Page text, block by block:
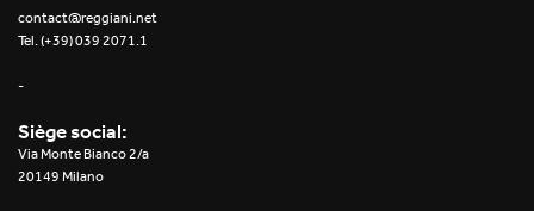
Incline Dark Performance
Mosaico Easy-IOS
Re Low LED
contact@reggiani.net
Tel. (+39) 039 2071.1
-
Siège social:
Via Monte Bianco 2/a
20149 Milano